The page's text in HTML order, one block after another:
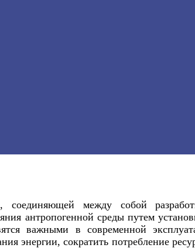
соединяющей между собой
антропогенной среды путем
важными в современной
энергии, сократить потребление